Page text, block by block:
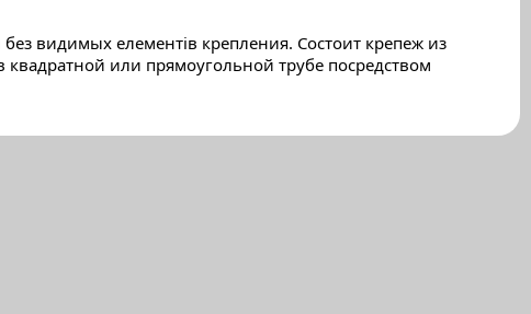
видимых елементів крепления. Состоит крепеж из
или прямоугольной трубе посредством